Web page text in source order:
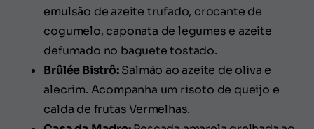
emulsão de azeite trufado, crocante de
cogumelo, caponata de legumes e azeite
defumado no baguete tostado.
Brûlée Bistrô:Salmão ao azeite de oliva e
alecrim. Acompanha um risoto de queijo e
calda de frutas Vermelhas.